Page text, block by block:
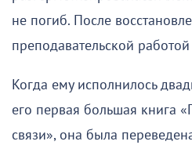
не погиб. После
преподавательской
Когда ему исполнилось
его первая большая книга
связи», она была